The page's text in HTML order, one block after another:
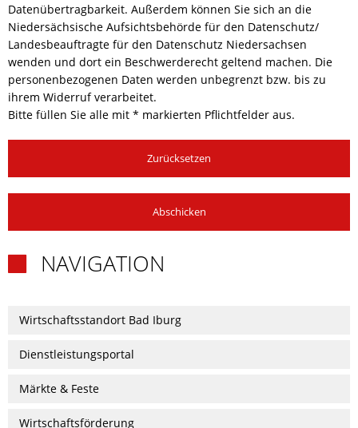
Datenübertragbarkeit. Außerdem können Sie sich an die
Niedersächsische Aufsichtsbehörde für den Datenschutz/
Landesbeauftragte für den Datenschutz Niedersachsen
wenden und dort ein Beschwerderecht geltend machen. Die
personenbezogenen Daten werden unbegrenzt bzw. bis zu
ihrem Widerruf verarbeitet.
Bitte füllen Sie alle mit * markierten Pflichtfelder aus.
Zurücksetzen
Abschicken
NAVIGATION
Wirtschaftsstandort Bad Iburg
Dienstleistungsportal
Märkte & Feste
Wirtschaftsförderung